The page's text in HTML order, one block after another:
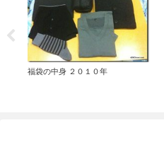
福袋の中身 ２０１０年